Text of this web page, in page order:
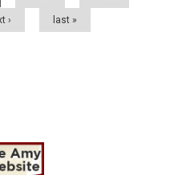
› last »